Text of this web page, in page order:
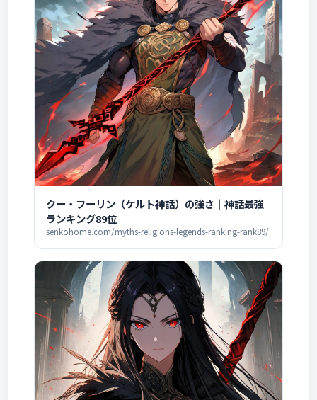
クー・フーリン（ケルト神話）の強さ｜神話最強
ランキング89位
senkohome.com/myths-religions-legends-ranking-rank89/